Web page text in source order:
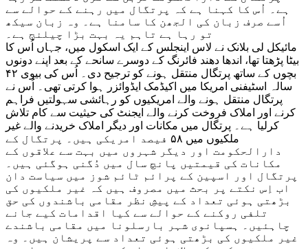
ہے۔ اُس کا کہنا ہے کہ پرتگال میں رہنے کے حوالے سے
اُسے صرف زبان کی الجھن کا سامنا ہے۔ وہ زبان سیکھ
تو رہا ہے تاہم یہ بہت بڑا چیلنج ہے۔
مائیکل لی بلانک نے لاس اینجلس کے ایک اسکول میں، جہاں اُس کا
بیٹا پڑھتا تھا، اندھا دھند فائرنگ کے دوسرے سانحے کے بعد اپنے دونوں
بچوں کے ساتھ پرتگال منتقل ہونے کو ترجیح دی۔ اُس کی بیوی ۴۲
سالہ اسٹیفنی امریکا میں اکیڈمک ایڈوائزر ہوا کرتی تھی۔ اُس نے
پرتگال منتقل ہونے والے امریکیوں کو رہائشی سہولتیں فراہم
کرنے اور املاک فروخت کرنے والے ایجنٹ کی حیثیت سے کام تلاش
کرلیا ہے۔ پرتگال میں مکانات اور دیگر املاک خریدنے والے غیر
ملکیوں میں ۵۸ فیصد امریکی ہیں۔ پرتگال کے
دارالحکومت اور دیگر شہروں میں بہت سے علاقوں کے
مکانات کی قیمتیں پانچ سال میں دُگنی ہوگئی ہیں۔
پرتگال اور اسپین کے پرائم ٹائم شوز میں سیاست دان
اب اِس نکتے پر بحث میں مصروف ہیں کہ غیر ملکیوں کی
بڑھتی ہوئی تعداد کے پیشِ نظر مقامی باشندوں کی حق
تلفی روکنے کے حوالے سے کیا اقدامات کیے جانے
چاہئیں۔ ہسپانوی شہر بارسلونا میں مقامی باشندے
غیر ملکیوں کی بڑھتی ہوئی تعداد سے پریشان ہیں۔ وہ